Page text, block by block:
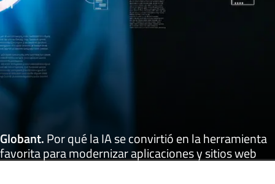
Globant.Por qué la IA se convirtió en la herramienta
favorita para modernizar aplicaciones y sitios web